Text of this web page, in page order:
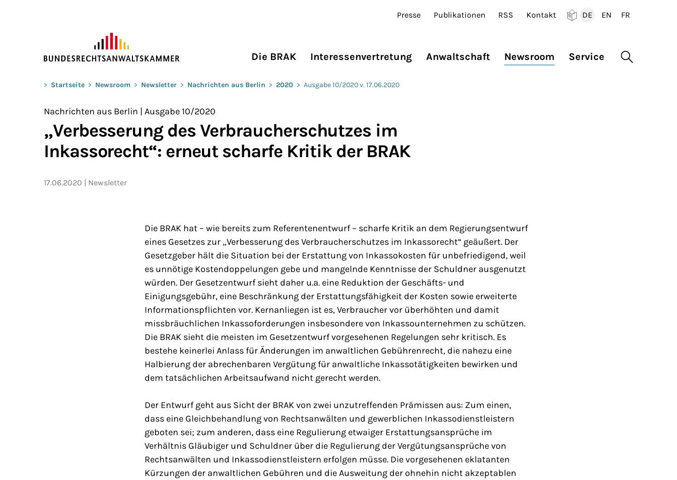
Presse Publikationen RSS Kontakt
DE
EN
FR
Die BRAK Interessenvertretung Anwaltschaft Newsroom Service Suche
Sie befinden sich hier:
> Startseite > Newsroom > Newsletter > Nachrichten aus Berlin > 2020 > Ausgabe 10/2020 v. 17.06.2020
Nachrichten aus Berlin | Ausgabe 10/2020
„Verbesserung des Verbraucherschutzes im
Inkassorecht“: erneut scharfe Kritik der BRAK
17.06.2020 Newsletter
Die BRAK hat – wie bereits zum Referentenentwurf – scharfe Kritik an dem Regierungsentwurf
eines Gesetzes zur „Verbesserung des Verbraucherschutzes im Inkassorecht“ geäußert. Der
Gesetzgeber hält die Situation bei der Erstattung von Inkassokosten für unbefriedigend, weil
es unnötige Kostendoppelungen gebe und mangelnde Kenntnisse der Schuldner ausgenutzt
würden. Der Gesetzentwurf sieht daher u.a. eine Reduktion der Geschäfts- und
Einigungsgebühr, eine Beschränkung der Erstattungsfähigkeit der Kosten sowie erweiterte
Informationspflichten vor. Kernanliegen ist es, Verbraucher vor überhöhten und damit
missbräuchlichen Inkassoforderungen insbesondere von Inkassounternehmen zu schützen.
Die BRAK sieht die meisten im Gesetzentwurf vorgesehenen Regelungen sehr kritisch. Es
bestehe keinerlei Anlass für Änderungen im anwaltlichen Gebührenrecht, die nahezu eine
Halbierung der abrechenbaren Vergütung für anwaltliche Inkassotätigkeiten bewirken und
dem tatsächlichen Arbeitsaufwand nicht gerecht werden.
Der Entwurf geht aus Sicht der BRAK von zwei unzutreffenden Prämissen aus: Zum einen,
dass eine Gleichbehandlung von Rechtsanwälten und gewerblichen Inkassodienstleistern
geboten sei; zum anderen, dass eine Regulierung etwaiger Erstattungsansprüche im
Verhältnis Gläubiger und Schuldner über die Regulierung der Vergütungsansprüche von
Rechtsanwälten und Inkassodienstleistern erfolgen müsse. Die vorgesehenen eklatanten
Kürzungen der anwaltlichen Gebühren und die Ausweitung der ohnehin nicht akzeptablen